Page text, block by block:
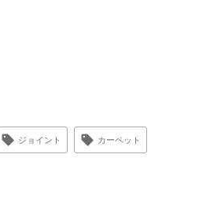
ジョイント カーペット